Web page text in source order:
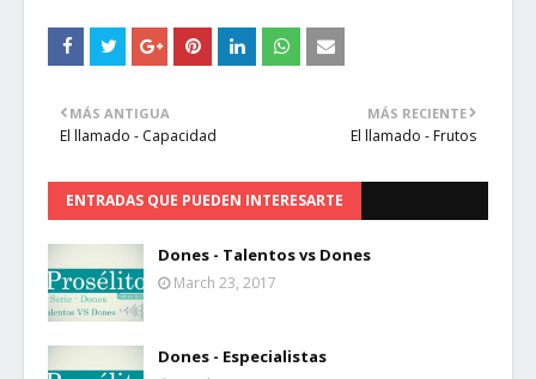
MÁS RECIENTE
El llamado - Frutos
MÁS ANTIGUA
El llamado - Capacidad
ENTRADAS QUE PUEDEN INTERESARTE
Dones - Talentos vs Dones
March 23, 2017
Dones - Especialistas